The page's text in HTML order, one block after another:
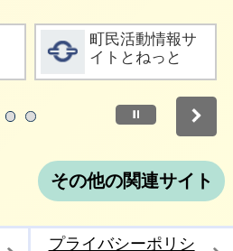
詳細をみる
町民活動情報サ
イトとねっと
停止
その他の関連サイト
プライバシーポリシ